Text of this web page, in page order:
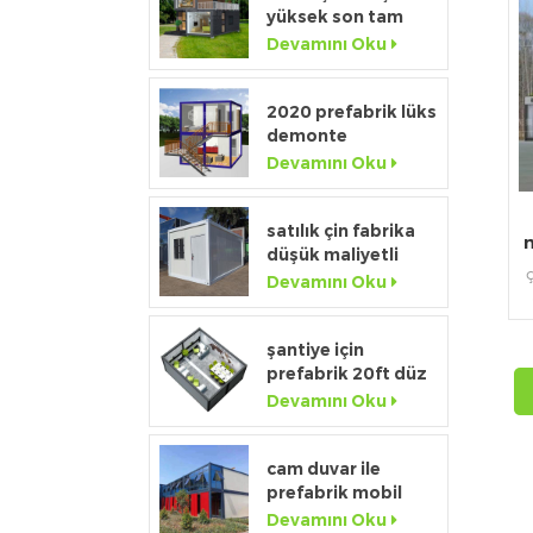
yüksek son tam
boy pencere
modüler taşınabilir
Devamını Oku
2020 prefabrik lüks
demonte
konteyner ev,
mutfak ve banyo
Devamını Oku
satılık çin fabrika
düşük maliyetli
ayrılabilir
konteyner ev ev
Devamını Oku
şantiye için
prefabrik 20ft düz
paket geçici
konteyner ofisi
Devamını Oku
cam duvar ile
prefabrik mobil
20ft konteyner ev
Devamını Oku